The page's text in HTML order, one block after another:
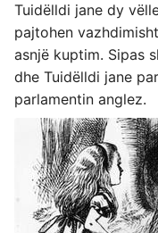
Tuidëlldi jane dy
pajtohen
asnjë kuptim. Sipas
dhe Tuidëlldi jane
parlamentin anglez.